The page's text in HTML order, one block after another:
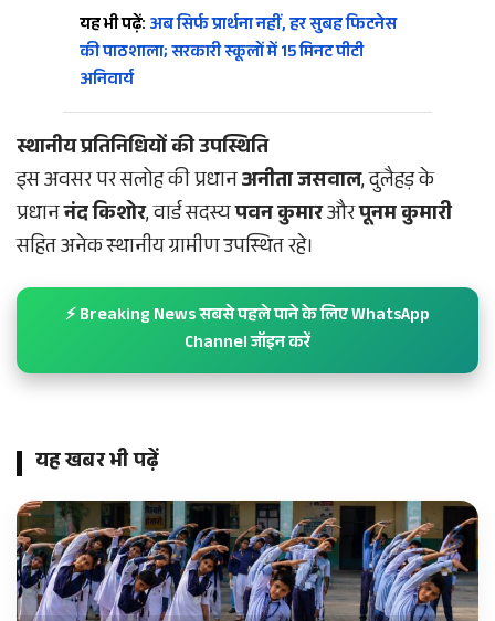
यह भी पढ़ें: अब सिर्फ प्रार्थना नहीं, हर सुबह फिटनेस
की पाठशाला; सरकारी स्कूलों में 15 मिनट पीटी
अनिवार्य
स्थानीय प्रतिनिधियों की उपस्थिति
इस अवसर पर सलोह की प्रधानअनीता जसवाल, दुलैहड़ के
प्रधाननंद किशोर, वार्ड सदस्यपवन कुमारऔरपूनम कुमारी
सहित अनेक स्थानीय ग्रामीण उपस्थित रहे।
⚡ Breaking News सबसे पहले पाने के लिए WhatsApp
Channel जॉइन करें
यह खबर भी पढ़ें